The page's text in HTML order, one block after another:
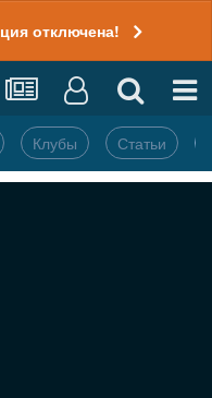
отключена!
Клубы Статьи